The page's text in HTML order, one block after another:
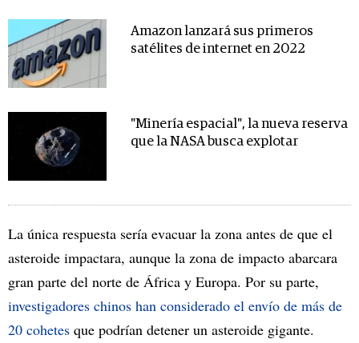
Amazon lanzará sus primeros
satélites de internet en 2022
"Minería espacial", la nueva reserva
que la NASA busca explotar
La única respuesta sería evacuar la zona antes de que el
asteroide impactara, aunque la zona de impacto abarcara
gran parte del norte de África y Europa. Por su parte,
investigadores chinos han considerado el envío de más de
20 cohetes que podrían detener un asteroide gigante.